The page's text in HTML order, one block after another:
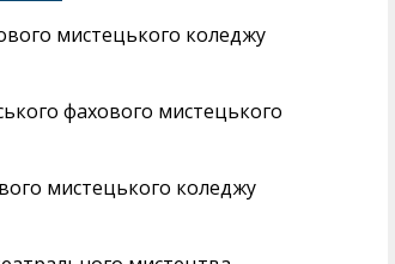
мистецького коледжу
фахового мистецького
мистецького коледжу